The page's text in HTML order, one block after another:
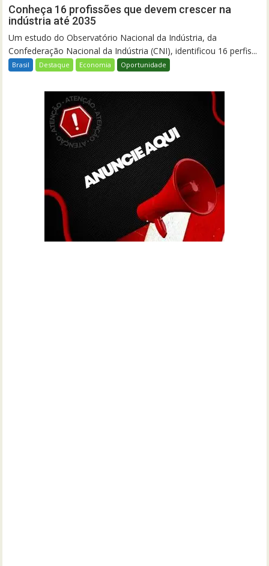
Conheça 16 profissões que devem crescer na
indústria até 2035
Um estudo do Observatório Nacional da Indústria, da
Confederação Nacional da Indústria (CNI), identificou 16 perfis...
Brasil Destaque Economia Oportunidade